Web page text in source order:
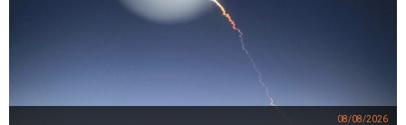
08/08/2026